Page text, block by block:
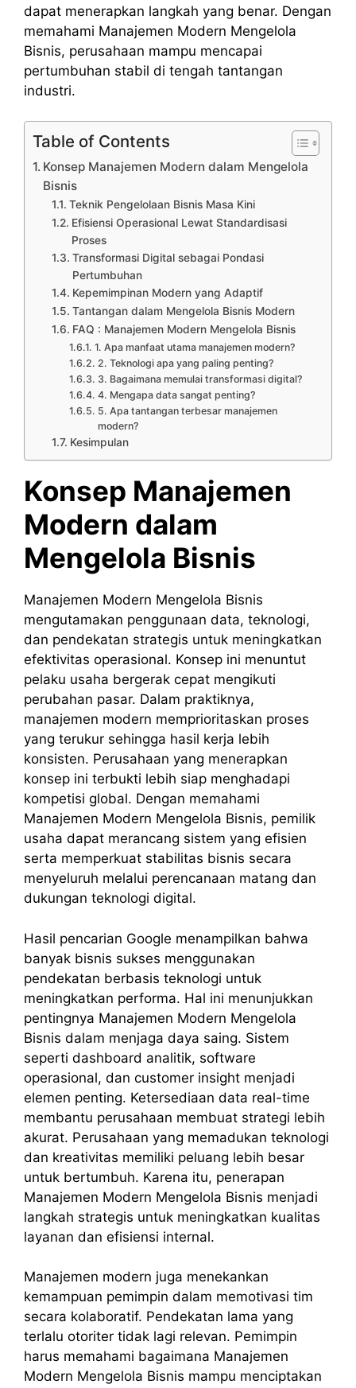
dapat menerapkan langkah yang benar. Dengan
memahami Manajemen Modern Mengelola
Bisnis, perusahaan mampu mencapai
pertumbuhan stabil di tengah tantangan
industri.
Table of Contents
Konsep Manajemen Modern dalam Mengelola
Bisnis
Teknik Pengelolaan Bisnis Masa Kini
Efisiensi Operasional Lewat Standardisasi
Proses
Transformasi Digital sebagai Pondasi
Pertumbuhan
Kepemimpinan Modern yang Adaptif
Tantangan dalam Mengelola Bisnis Modern
FAQ : Manajemen Modern Mengelola Bisnis
1. Apa manfaat utama manajemen modern?
2. Teknologi apa yang paling penting?
3. Bagaimana memulai transformasi digital?
4. Mengapa data sangat penting?
5. Apa tantangan terbesar manajemen
modern?
Kesimpulan
Konsep Manajemen
Modern dalam
Mengelola Bisnis
Manajemen Modern Mengelola Bisnis
mengutamakan penggunaan data, teknologi,
dan pendekatan strategis untuk meningkatkan
efektivitas operasional. Konsep ini menuntut
pelaku usaha bergerak cepat mengikuti
perubahan pasar. Dalam praktiknya,
manajemen modern memprioritaskan proses
yang terukur sehingga hasil kerja lebih
konsisten. Perusahaan yang menerapkan
konsep ini terbukti lebih siap menghadapi
kompetisi global. Dengan memahami
Manajemen Modern Mengelola Bisnis, pemilik
usaha dapat merancang sistem yang efisien
serta memperkuat stabilitas bisnis secara
menyeluruh melalui perencanaan matang dan
dukungan teknologi digital.
Hasil pencarian Google menampilkan bahwa
banyak bisnis sukses menggunakan
pendekatan berbasis teknologi untuk
meningkatkan performa. Hal ini menunjukkan
pentingnya Manajemen Modern Mengelola
Bisnis dalam menjaga daya saing. Sistem
seperti dashboard analitik, software
operasional, dan customer insight menjadi
elemen penting. Ketersediaan data real-time
membantu perusahaan membuat strategi lebih
akurat. Perusahaan yang memadukan teknologi
dan kreativitas memiliki peluang lebih besar
untuk bertumbuh. Karena itu, penerapan
Manajemen Modern Mengelola Bisnis menjadi
langkah strategis untuk meningkatkan kualitas
layanan dan efisiensi internal.
Manajemen modern juga menekankan
kemampuan pemimpin dalam memotivasi tim
secara kolaboratif. Pendekatan lama yang
terlalu otoriter tidak lagi relevan. Pemimpin
harus memahami bagaimana Manajemen
Modern Mengelola Bisnis mampu menciptakan